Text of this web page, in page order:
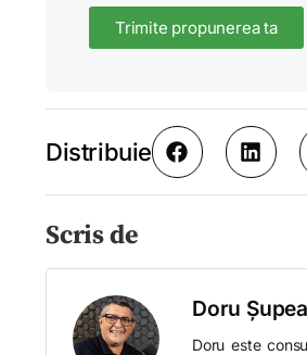
Trimite propunerea ta
Distribuie
Scris de
Doru
Doru este